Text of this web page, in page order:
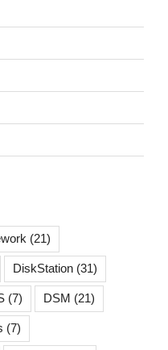
(21)
DiskStation (31)
(7) DSM (21)
(7)